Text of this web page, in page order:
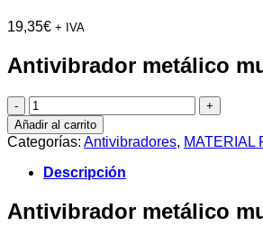
19,35€ + IVA
Antivibrador metálico
Antivibrador
metálico
muelle
TM-
25
sujeción
techo
M12
Añadir al carrito
Categorías: Antivibradores, MATERIAL
Descripción
Antivibrador metálico